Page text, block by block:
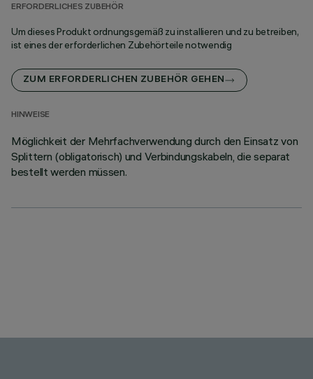
ERFORDERLICHES ZUBEHÖR
Um dieses Produkt ordnungsgemäß zu installieren und zu betreiben,
ist eines der erforderlichen Zubehörteile notwendig
ZUM ERFORDERLICHEN ZUBEHÖR GEHEN
HINWEISE
Möglichkeit der Mehrfachverwendung durch den Einsatz von
Splittern (obligatorisch) und Verbindungskabeln, die separat
bestellt werden müssen.